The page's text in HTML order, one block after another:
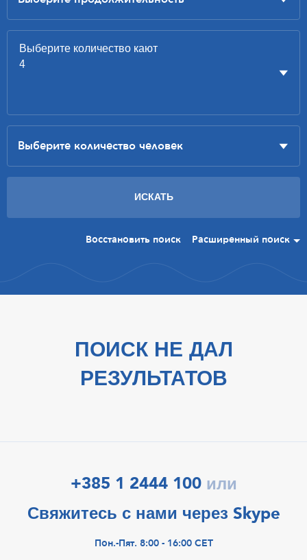
Восстановить поиск Расширенный поиск
ПОИСК НЕ ДАЛ
РЕЗУЛЬТАТОВ
+385 1 2444 100 или
Свяжитесь с нами через Skype
Пон.-Пят. 8:00 - 16:00 CET